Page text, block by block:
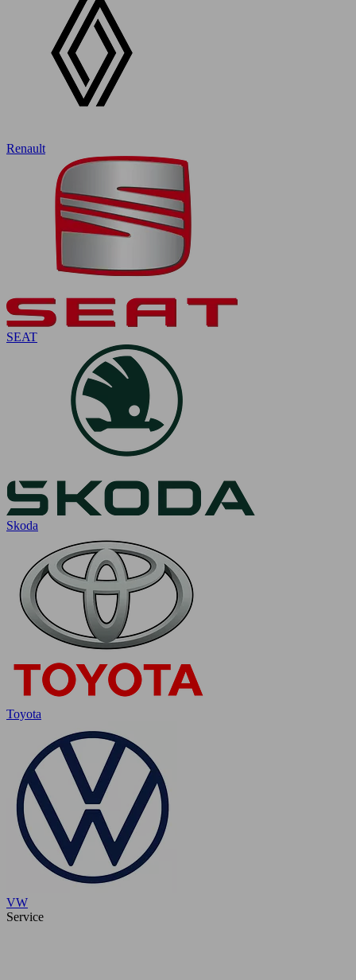
Renault
SEAT
Skoda
Toyota
VW
Service